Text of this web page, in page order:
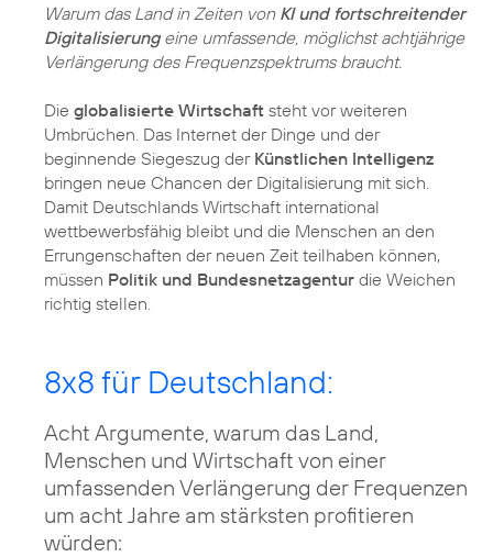
Warum das Land in Zeiten von KI und fortschreitender
Digitalisierungeine umfassende, möglichst achtjährige
Verlängerung des Frequenzspektrums braucht.
Die globalisierte Wirtschaft steht vor weiteren
Umbrüchen. Das Internet der Dinge und der
beginnende Siegeszug der Künstlichen Intelligenz
bringen neue Chancen der Digitalisierung mit sich.
Damit Deutschlands Wirtschaft international
wettbewerbsfähig bleibt und die Menschen an den
Errungenschaften der neuen Zeit teilhaben können,
müssen Politik und Bundesnetzagentur die Weichen
richtig stellen.
8x8 für Deutschland:
Acht Argumente, warum das Land,
Menschen und Wirtschaft von einer
umfassenden Verlängerung der Frequenzen
um acht Jahre am stärksten profitieren
würden: